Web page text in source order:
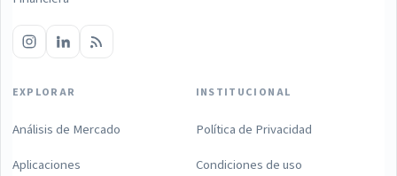
EXPLORAR
Análisis de Mercado
Aplicaciones
INSTITUCIONAL
Política de Privacidad
Condiciones de uso